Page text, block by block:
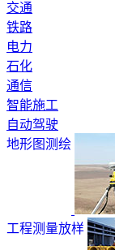
交通
铁路
电力
石化
通信
智能施工
自动驾驶
地形图测绘
工程测量放样